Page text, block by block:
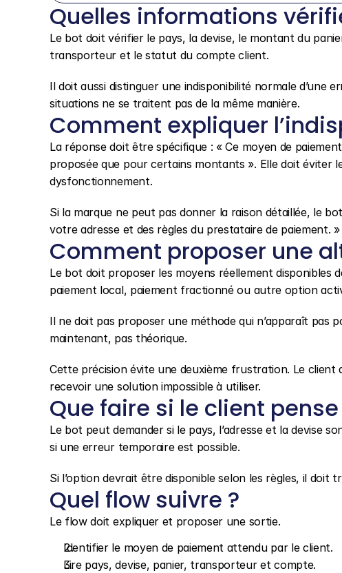
Quelles informations
Le bot doit vérifier le pays, la devise, le montant du
transporteur et le statut du compte client.
Il doit aussi distinguer une indisponibilité normale d’une
situations ne se traitent pas de la même manière.
Comment expliquer
La réponse doit être spécifique : « Ce moyen de
proposée que pour certains montants ». Elle doit éviter
dysfonctionnement.
Si la marque ne peut pas donner la raison détaillée, le
votre adresse et des règles du prestataire de paiement. »
Comment proposer une
Le bot doit proposer les moyens réellement
paiement local, paiement fractionné ou autre option
Il ne doit pas proposer une méthode qui n’apparaît pas
maintenant, pas théorique.
Cette précision évite une deuxième frustration. Le
recevoir une solution impossible à utiliser.
Que faire si le client
Le bot peut demander si le pays, l’adresse et la devise
si une erreur temporaire est possible.
Si l’option devrait être disponible selon les règles, il doit
Quel flow suivre ?
Le flow doit expliquer et proposer une sortie.
Identifier le moyen de paiement attendu par le client.
Lire pays, devise, panier, transporteur et compte.